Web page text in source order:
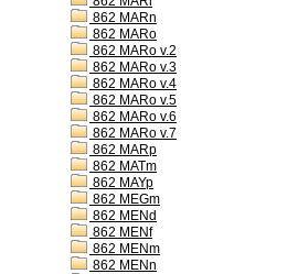
862 MARn
862 MARo
862 MARo v.2
862 MARo v.3
862 MARo v.4
862 MARo v.5
862 MARo v.6
862 MARo v.7
862 MARp
862 MATm
862 MAYp
862 MEGm
862 MENd
862 MENf
862 MENm
862 MENn